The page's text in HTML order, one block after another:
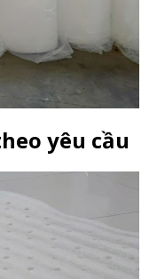
yêu cầu